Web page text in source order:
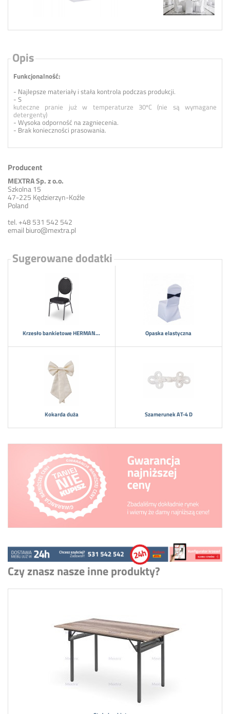
Opis
Funkcjonalność:
- Najlepsze materiały i stała kontrola podczas produkcji.
- S
kuteczne pranie już w temperaturze 30ºC (nie są wymagane
detergenty)
- Wysoka odporność na zagniecenia.
- Brak konieczności prasowania.
Producent
MEXTRA Sp. z o.o.
Szkolna 15
47-225 Kędzierzyn-Koźle
Poland
tel. +48 531 542 542
email biuro@mextra.pl
Sugerowane dodatki
Krzesło bankietowe HERMAN... Opaska elastyczna
Kokarda duża Szamerunek AT-4 D
Czy znasz nasze inne produkty?